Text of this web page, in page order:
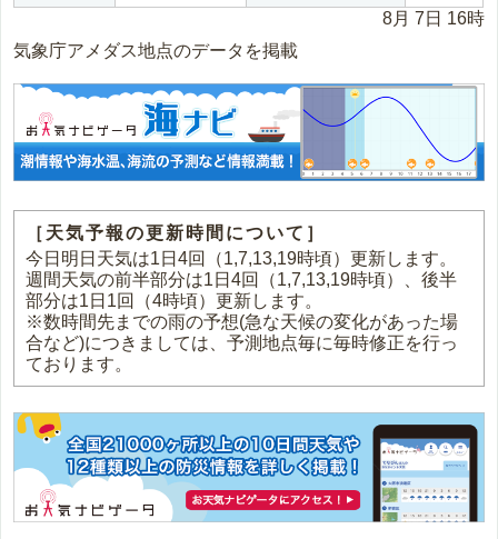
8月 7日 16時
気象庁アメダス地点のデータを掲載
［天気予報の更新時間について］
今日明日天気は1日4回（1,7,13,19時頃）更新します。
週間天気の前半部分は1日4回（1,7,13,19時頃）、後半
部分は1日1回（4時頃）更新します。
※数時間先までの雨の予想(急な天候の変化があった場
合など)につきましては、予測地点毎に毎時修正を行っ
ております。